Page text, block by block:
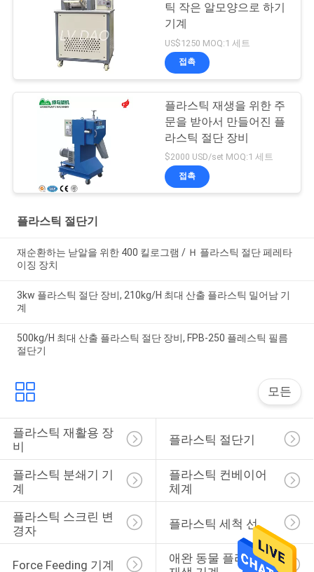
틱 작은 알모양으로 하기
기계
US$1250 MOQ:1 세트
접촉
플라스틱 재생을 위한 주
문을 받아서 만들어진 플
라스틱 절단 장비
$2000 USD/set MOQ:1 세트
접촉
플라스틱 절단기
재순환하는 낟알을 위한 400 킬로그램 / Ｈ 플라스틱 절단 페레타
이징 장치
3kw 플라스틱 절단 장비, 210kg/H 최대 산출 플라스틱 밀어남 기
계
500kg/H 최대 산출 플라스틱 절단 장비, FPB-250 플레스틱 필름
절단기
모든
플라스틱 재활용 장
비
플라스틱 절단기
플라스틱 분쇄기 기
계
플라스틱 컨베이어
체계
플라스틱 스크린 변
경자
플라스틱 세척 선
Force Feeding 기계
애완 동물 플라스틱